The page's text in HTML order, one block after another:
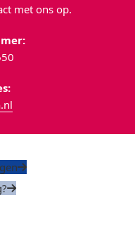
met ons op.